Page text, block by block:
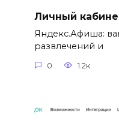
Личный
Яндекс.Афиша:
развлечений и
0 1.2к.